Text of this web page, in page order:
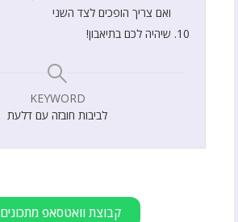
ואם צריך הופכים לצד השני
שיהיה לכם בתיאבון!
KEYWORD
לביבות חובזה עם דלעת
קבוצת וואטסאפ מתכונים